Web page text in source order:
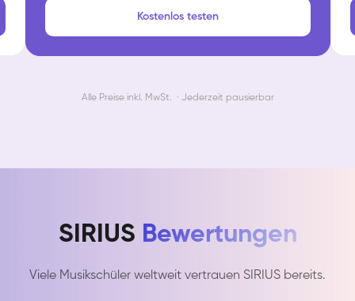
Kostenlos testen
Alle Preise inkl. MwSt. · Jederzeit pausierbar
SIRIUS Bewertungen
Viele Musikschüler weltweit vertrauen SIRIUS bereits.